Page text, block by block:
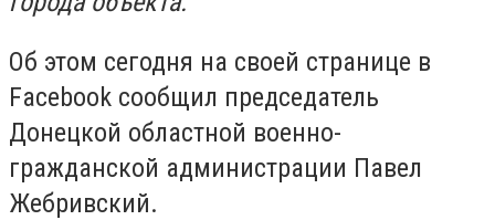
Об этом сегодня на своей странице в
Facebook сообщил председатель
Донецкой областной военно-
гражданской администрации Павел
Жебривский.